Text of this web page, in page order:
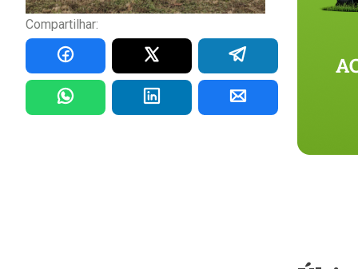
Compartilhar: